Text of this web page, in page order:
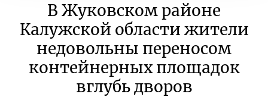
В Жуковском районе
Калужской области жители
недовольны переносом
контейнерных площадок
вглубь дворов